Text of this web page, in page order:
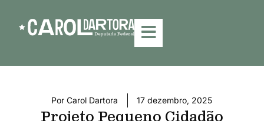
Por Carol Dartora 17 dezembro, 2025
Projeto Pequeno Cidadão